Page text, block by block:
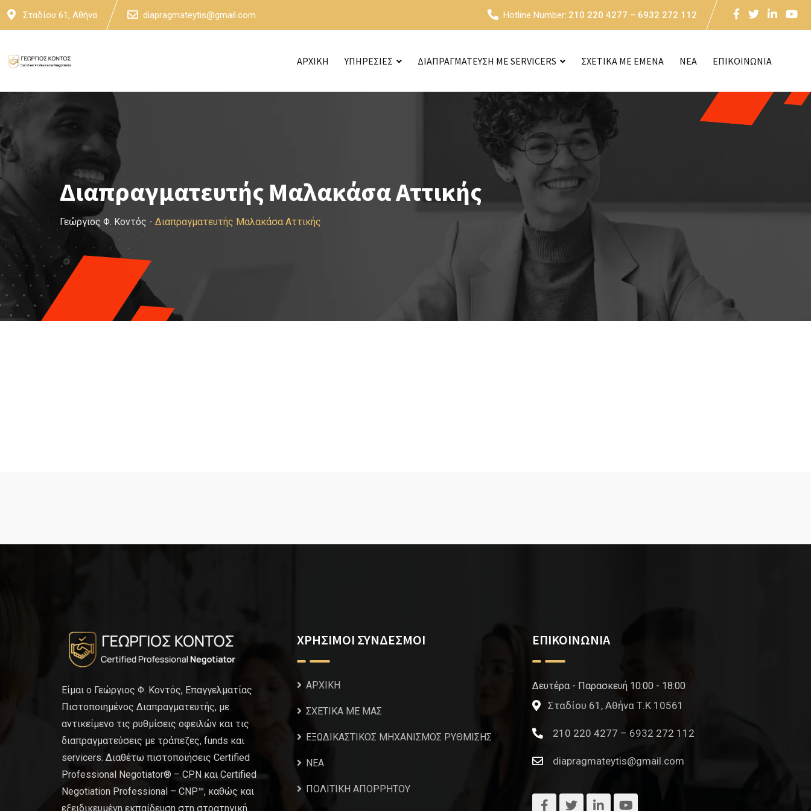
Skip
Σταδίου 61, Αθήνα diapragmateytis@gmail.com Hotline Number: 210 220 4277 – 6932 272 112
ΑΡΧΙΚΗ ΥΠΗΡΕΣΙΕΣ ΔΙΑΠΡΑΓΜΑΤΕΥΣΗ ΜΕ SERVICERS ΣΧΕΤΙΚΑ ΜΕ ΕΜΕΝΑ NEA ΕΠΙΚΟΙΝΩΝΙΑ
Διαπραγματευτής Μαλακάσα Αττικής
Γεώργιος Φ. Κοντός - Διαπραγματευτής Μαλακάσα Αττικής
Είμαι ο Γεώργιος Φ. Κοντός, Επαγγελματίας
Πιστοποιημένος Διαπραγματευτής, με
αντικείμενο τις ρυθμίσεις οφειλών και τις
διαπραγματεύσεις με τράπεζες, funds και
servicers. Διαθέτω πιστοποιήσεις Certified
Professional Negotiator® – CPN και Certified
Negotiation Professional – CNP™, καθώς και
εξειδικευμένη εκπαίδευση στη στρατηγική
ΧΡΗΣΙΜΟΙ ΣΥΝΔΕΣΜΟΙ
ΑΡΧΙΚΗ
ΣΧΕΤΙΚΑ ΜΕ ΜΑΣ
ΕΞΩΔΙΚΑΣΤΙΚΟΣ ΜΗΧΑΝΙΣΜΟΣ ΡΥΘΜΙΣΗΣ
NEA
ΠΟΛΙΤΙΚΗ ΑΠΟΡΡΗΤΟΥ
ΕΠΙΚΟΙΝΩΝΙΑ
Δευτέρα - Παρασκευή 10:00 - 18:00
Σταδίου 61, Αθήνα Τ.Κ 10561
210 220 4277 – 6932 272 112
diapragmateytis@gmail.com